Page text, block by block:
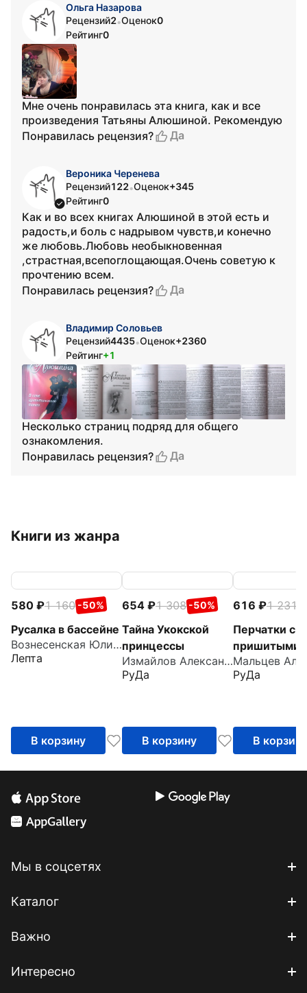
Ольга Назарова
Рецензий2•Оценок0
Рейтинг0
Мне очень понравилась эта книга, как и все
произведения Татьяны Алюшиной. Рекомендую
Понравилась рецензия?
Да
Вероника Черенева
Рецензий122•Оценок+345
Рейтинг0
Как и во всех книгах Алюшиной в этой есть и
радость,и боль с надрывом чувств,и конечно
же любовь.Любовь необыкновенная
,страстная,всепоглощающая.Очень советую к
прочтению всем.
Понравилась рецензия?
Да
Владимир Соловьев
Рецензий4435•Оценок+2360
Рейтинг+1
Несколько страниц подряд для общего
ознакомления.
Понравилась рецензия?
Да
Книги из жанра
580 1 160 -50%
Русалка в бассейне
Вознесенская Юлия Николаевна
Лепта
В корзину
654 1 308 -50%
Тайна Укокской
принцессы
Измайлов Александр
РуДа
В корзину
616 1 231
Перчатки с
пришитыми
пальцами
РуДа
В корзину
Мы в соцсетях
Каталог
Важно
Интересно